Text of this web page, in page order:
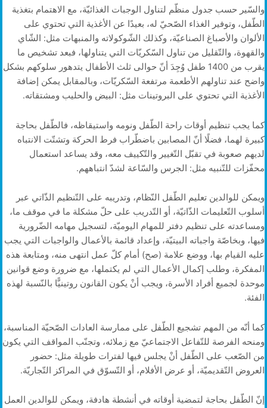
والسّير حسب جدول منظّم لتناول الوجبات الغذائيّة، مع الاهتمام بتغذية
الطّفل، وتوفير الغذاء الصّحيّ له، بعيدًا عن الأغذية التي تحتوي على
الألوان والأصباغ الصناعيّة، وكذلك الشّوكولاته والمنبهات مثل: الشّاي
والقهوة، والتّقليل من تناول السّكريّات التي يتناولها، فبعد تشخيص ما
يقرب من 1400 طفل وُجِدَ أنّ حوالى ثلث الأطفال يتدهور سلوكهم بشكل
واضح عند تناولهم الأطعمة مرتفعة السّكريّات، وبالمقابل يمكن إضافة
الأغذية التي تحتوي على البروتينات مثل: البيض والحليب ومشتقاته.
كما يجب تنظيم أوقات راحة الطّفل ونومه واستيقاظه، فالطّفل بحاجة
كبيرة لهما، فضلًا أنّ المصابين باضطّراب فرط الحركة وتشتّت الانتباه
لديهم صعوبة في تقبّل التّغيير والتّكييف معه، وقد يساعد استعمال
محفّزات للتّنبيه مثل: الجرس والسّاعة لشدّ انتباههم.
ويمكن للوالدين تعليم الطّفل النّظام، وتدريبه على التّنظيم الذّاتي عبر
أسلوب التّعليمات الذّاتيّة، أو التّدريب على حلّ مشكلة ما في موقف ما،
ومساعدته على تنظيم دفتر للمهام اليوميّة، لتسجيل مهامه الضّرورية
فيها، وبخاصّة واجباته البيتيّة، وإعداد قائمة بالأعمال والواجبات التي يجب
عليه القيام بها، ووضع علامة (صح) أمام كلّ عمل انتهى منه، ومتابعة هذه
المفكرة، وطلب إكمال الأعمال التي لم يكتملها، مع ضرورة وضع قوانين
موحدة لجميع أفراد الأسرة، ويجب أنْ يكون القانون روتينيًّا بالنّسبة لهذه
الفئة.
كما أنّه من المهم تشجيع الطّفل على ممارسة العادات الصّحيّة المناسبة،
ومنحه الفرصة للتّفاعل الاجتماعيّ مع زملائه، وتجنّب المواقف التي يكون
من الصّعب على الطّفل أنْ يجلس فيها لفترات طويلة مثل: حضور
العروض التّقديميّة، أو عرض الأفلام، أو التّسوّق في المراكز التّجاريّة.
إنّ الطّفل بحاجة لتمضية أوقاته في أنشطة هادفة، ويمكن للوالدين العمل